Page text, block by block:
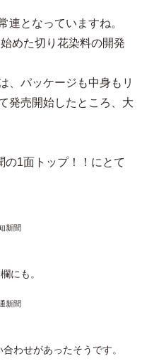
連となっていますね。
めた切り花染料の開発
、パッケージも中身もリ
発売開始したところ、大
の1面トップ！！にとて
新聞
にも。
新聞
わせがあったそうです。